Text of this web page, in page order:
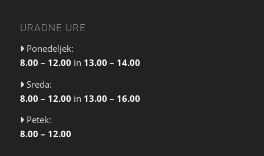
URADNE URE
Ponedeljek:
8.00 – 12.00 in 13.00 – 14.00
Sreda:
8.00 – 12.00 in 13.00 – 16.00
Petek:
8.00 – 12.00